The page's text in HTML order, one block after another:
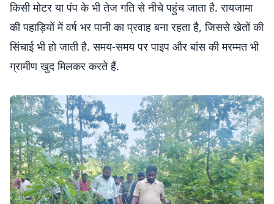
किसी मोटर या पंप के भी तेज गति से नीचे पहुंच जाता है. रायजामा
की पहाड़ियों में वर्ष भर पानी का प्रवाह बना रहता है, जिससे खेतों की
सिंचाई भी हो जाती है. समय-समय पर पाइप और बांस की मरम्मत भी
ग्रामीण खुद मिलकर करते हैं.